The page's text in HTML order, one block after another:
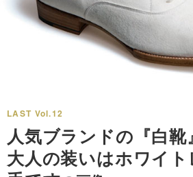
LAST Vol.12
人気ブランドの『白
大人の装いはホワイ